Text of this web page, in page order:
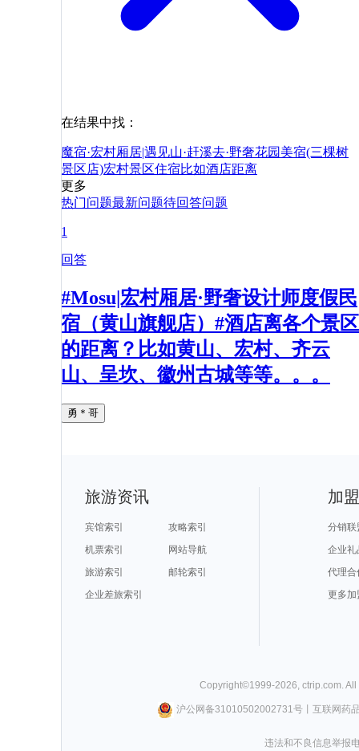
在结果中找：
魔宿·宏村厢居|遇见山·赶溪去·野奢花园美宿(三棵树
景区店)宏村景区住宿比如酒店距离
更多
热门问题最新问题待回答问题
1
回答
#Mosu|宏村厢居·野奢设计师度假民
宿（黄山旗舰店）#酒店离各个景区
的距离？比如黄山、宏村、齐云
山、呈坎、徽州古城等等。。。
勇＊哥
旅游资讯
宾馆索引
攻略索引
机票索引
网站导航
旅游索引
邮轮索引
企业差旅索引
加
分销联
企业礼
代理合
更多加
Copyright©1999-2026 ctrip.com .
沪公网备31010502002731号丨 互联网药
违法和不良信息举报